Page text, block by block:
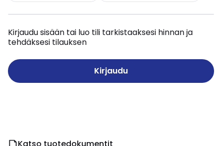
Kirjaudu sisään tai luo tili tarkistaaksesi hinnan ja
tehdäksesi tilauksen
Kirjaudu